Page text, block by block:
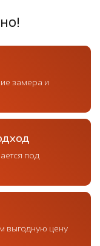
замера и
под
выгодную цену